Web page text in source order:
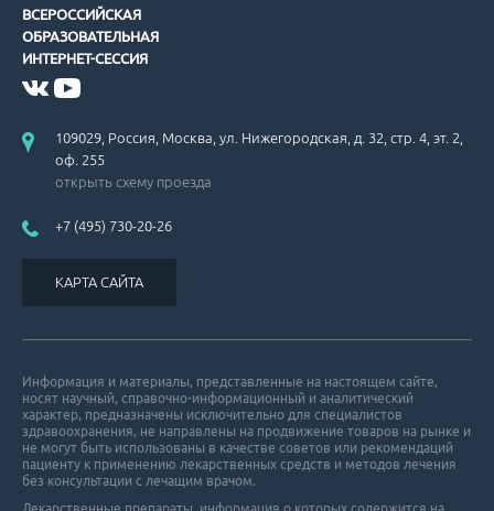
ВСЕРОССИЙСКАЯ
ОБРАЗОВАТЕЛЬНАЯ
ИНТЕРНЕТ-СЕССИЯ
109029, Россия, Москва, ул. Нижегородская, д. 32, стр. 4, эт. 2,
оф. 255
открыть схему проезда
+7 (495) 730-20-26
КАРТА САЙТА
Информация и материалы, представленные на настоящем сайте,
носят научный, справочно-информационный и аналитический
характер, предназначены исключительно для специалистов
здравоохранения, не направлены на продвижение товаров на рынке и
не могут быть использованы в качестве советов или рекомендаций
пациенту к применению лекарственных средств и методов лечения
без консультации с лечащим врачом.